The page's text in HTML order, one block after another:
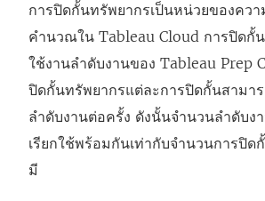
การปิดกั้นทรัพยากรเป็นหน่วยของคว
คำนวณใน Tableau Cloud การปิดกั้น
ใช้งานลำดับงานของ Tableau Prep
ปิดกั้นทรัพยากรแต่ละการปิดกั้นสามาร
ลำดับงานต่อครั้ง ดังนั้นจำนวนลำดับ
เรียกใช้พร้อมกันเท่ากับจำนวนการปิ
มี